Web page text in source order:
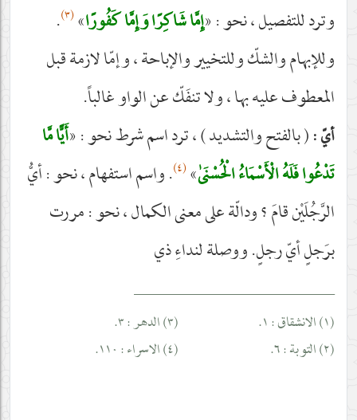
وترد للتفصيل ، نحو : «إِمَّا شَاكِرًا وَإِمَّا كَفُورًا»(٣) .
وللإبهام والشكّ وللتخيير والإباحة ، وإمّا لازمة قبل
المعطوف عليه بها ، ولا تنفَكّ عن الواو غالباً.
أيّ :( بالفتح والتشديد ) ، ترد اسم شرط نحو : «أَيًّا مَّا
تَدْعُوا فَلَهُ الْأَسْمَاءُ الْحُسْنَىٰ»(٤) . واسم استفهام ، نحو : أيُّ
الرَّجُلَيْن قامَ ؟ ودالّة على معنى الكمال ، نحو : مررت
برَجلٍ أيّ رجلٍ. ووصلة لنداءِ ذي
____________________________
(١) الانشقاق : ١.
(٣) الدهر : ٣.
(٢) التوبة : ٦.
(٤) الاسراء : ١١٠.